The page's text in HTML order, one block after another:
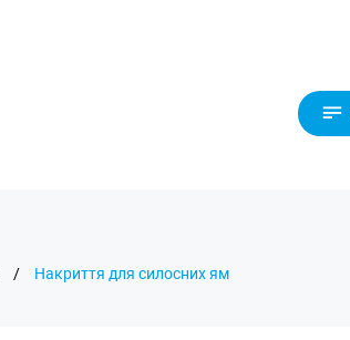
/ Накриття для силосних ям